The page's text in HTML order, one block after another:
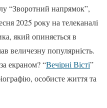
“Зворотний напрямок”,
2025 року на телеканалі
який опиняється в
величезну популярність.
екраном? “Вечірні Вісті”
особисте життя та